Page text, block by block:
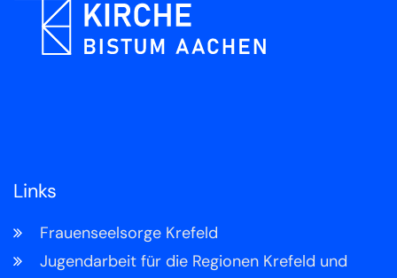
Links
Frauenseelsorge Krefeld
Jugendarbeit für die Regionen Krefeld und